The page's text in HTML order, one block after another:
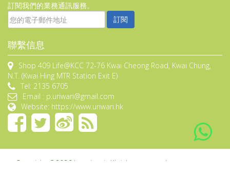
訂閱我們的業務通訊服務。
訂閱
聯繫信息
Shop 409 Life@KCC 72-76 Kwai Cheong Road, Kwai Chung,
N.T. (Kwai Hing MTR Station Exit E)
Tel: 2135 6705
Email : p.uriwari@gmail.com
Website: https://www.uriwari.hk
Copyright ©2026 by uriwari. All rights reserved.